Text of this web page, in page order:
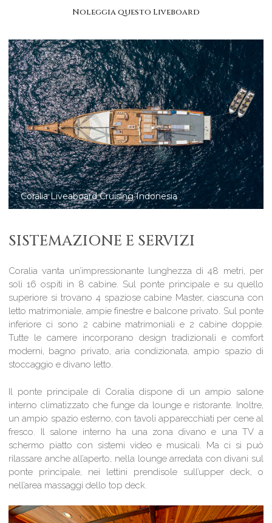
Noleggia questo Liveboard
Coralia Liveaboard in Komodo National Park
SISTEMAZIONE E SERVIZI
Coralia vanta un’impressionante lunghezza di 48 metri, per
soli 16 ospiti in 8 cabine. Sul ponte principale e su quello
superiore si trovano 4 spaziose cabine Master, ciascuna con
letto matrimoniale, ampie finestre e balcone privato. Sul ponte
inferiore ci sono 2 cabine matrimoniali e 2 cabine doppie.
Tutte le camere incorporano design tradizionali e comfort
moderni, bagno privato, aria condizionata, ampio spazio di
stoccaggio e divano letto.
Il ponte principale di Coralia dispone di un ampio salone
interno climatizzato che funge da lounge e ristorante. Inoltre,
un ampio spazio esterno, con tavoli apparecchiati per cene al
fresco. Il salone interno ha una zona divano e una TV a
schermo piatto con sistemi video e musicali. Ma ci si può
rilassare anche all’aperto, nella lounge arredata con divani sul
ponte principale, nei lettini prendisole sull’upper deck, o
nell’area massaggi dello top deck.